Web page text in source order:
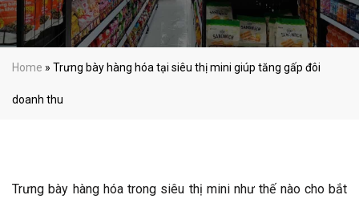
Home » Trưng bày hàng hóa tại siêu thị mini giúp tăng gấp đôi
doanh thu
Trưng bày hàng hóa trong siêu thị mini như thế nào cho bắt